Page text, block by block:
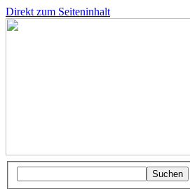
Direkt zum Seiteninhalt
Suchen